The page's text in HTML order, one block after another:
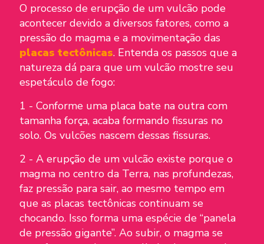
O processo de erupção de um vulcão pode
acontecer devido a diversos fatores, como a
pressão do magma e a movimentação das
placas tectônicas. Entenda os passos que a
natureza dá para que um vulcão mostre seu
espetáculo de fogo:
1 - Conforme uma placa bate na outra com
tamanha força, acaba formando fissuras no
solo. Os vulcões nascem dessas fissuras.
2 - A erupção de um vulcão existe porque o
magma no centro da Terra, nas profundezas,
faz pressão para sair, ao mesmo tempo em
que as placas tectônicas continuam se
chocando. Isso forma uma espécie de “panela
de pressão gigante”. Ao subir, o magma se